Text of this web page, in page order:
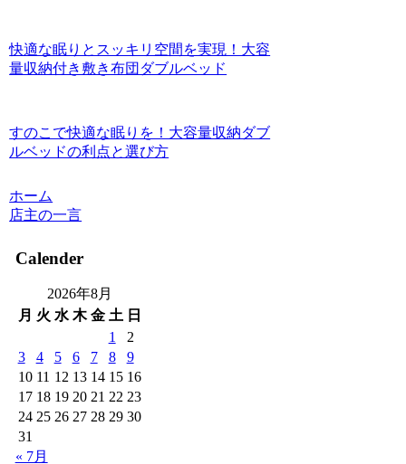
快適な眠りとスッキリ空間を実現！大容
量収納付き敷き布団ダブルベッド
すのこで快適な眠りを！大容量収納ダブ
ルベッドの利点と選び方
ホーム
店主の一言
Calender
2026年8月
月 火 水 木 金 土 日
1
2
3
4 5 6 7 8
9
10 11 12 13 14 15 16
17 18 19 20 21 22 23
24 25 26 27 28 29 30
31
« 7月